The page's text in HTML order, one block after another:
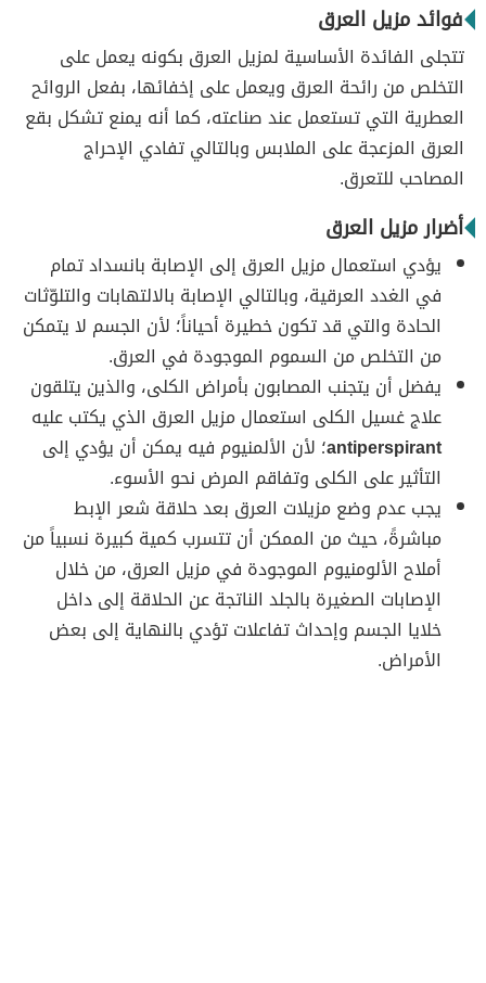
فوائد مزيل العرق
تتجلى الفائدة الأساسية لمزيل العرق بكونه يعمل على
التخلص من رائحة العرق ويعمل على إخفائها، بفعل الروائح
العطرية التي تستعمل عند صناعته، كما أنه يمنع تشكل بقع
العرق المزعجة على الملابس وبالتالي تفادي الإحراج
المصاحب للتعرق.
أضرار مزيل العرق
يؤدي استعمال مزيل العرق إلى الإصابة بانسداد تمام
في الغدد العرقية، وبالتالي الإصابة بالالتهابات والتلوّثات
الحادة والتي قد تكون خطيرة أحياناً؛ لأن الجسم لا يتمكن
من التخلص من السموم الموجودة في العرق.
يفضل أن يتجنب المصابون بأمراض الكلى، والذين يتلقون
علاج غسيل الكلى استعمال مزيل العرق الذي يكتب عليه
antiperspirant؛ لأن الألمنيوم فيه يمكن أن يؤدي إلى
التأثير على الكلى وتفاقم المرض نحو الأسوء.
يجب عدم وضع مزيلات العرق بعد حلاقة شعر الإبط
مباشرةً، حيث من الممكن أن تتسرب كمية كبيرة نسبياً من
أملاح الألومنيوم الموجودة في مزيل العرق، من خلال
الإصابات الصغيرة بالجلد الناتجة عن الحلاقة إلى داخل
خلايا الجسم‬ وإحداث تفاعلات تؤدي بالنهاية إلى بعض
الأمراض.